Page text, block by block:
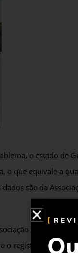
o estado de
o que equivale a
são da
Brasileira de
o registro de 23